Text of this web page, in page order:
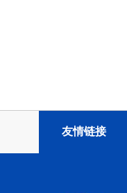
友情链接